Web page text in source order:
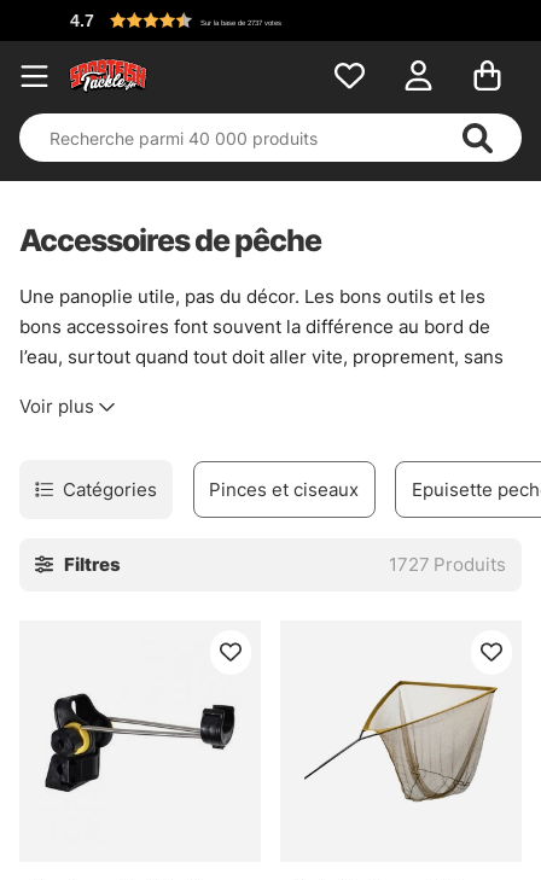
Accessoires de pêche
Une panoplie utile, pas du décor. Les bons outils et les
bons accessoires font souvent la différence au bord de
l’eau, surtout quand tout doit aller vite, proprement, sans
leurre, régler un moulinet ou éviter une petite galère qui
logique simple : être prêt, sans s’encombrer.
Ici, on trouve de quoi gérer le poisson avec soin,
quand la session prend une tournure un peu plus vive.
montages et accessoires de traîne
montures de traîne et les attractants . Pas de
chichi. Juste du concret, et ça compte.
Voir plus
Catégories Pinces et ciseaux Epuisette
Filtres 1727 Produits